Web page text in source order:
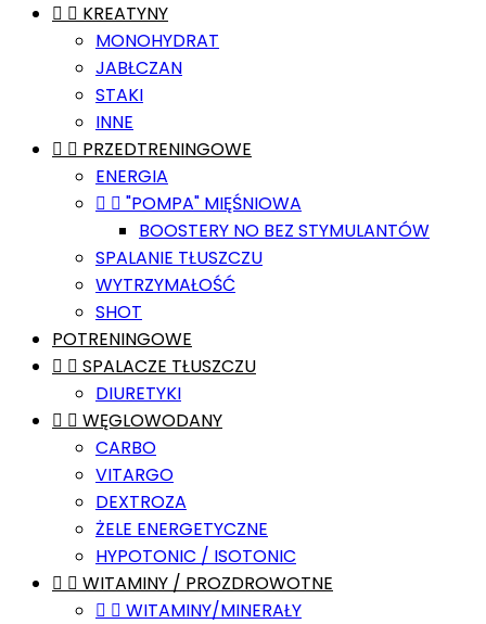
  KREATYNY
MONOHYDRAT
JABŁCZAN
STAKI
INNE
  PRZEDTRENINGOWE
ENERGIA
  "POMPA" MIĘŚNIOWA
BOOSTERY NO BEZ STYMULANTÓW
SPALANIE TŁUSZCZU
WYTRZYMAŁOŚĆ
SHOT
POTRENINGOWE
  SPALACZE TŁUSZCZU
DIURETYKI
  WĘGLOWODANY
CARBO
VITARGO
DEXTROZA
ŻELE ENERGETYCZNE
HYPOTONIC / ISOTONIC
  WITAMINY / PROZDROWOTNE
  WITAMINY/MINERAŁY